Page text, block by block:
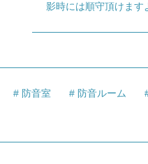
影時には順守頂けます
防音室 防音ルーム